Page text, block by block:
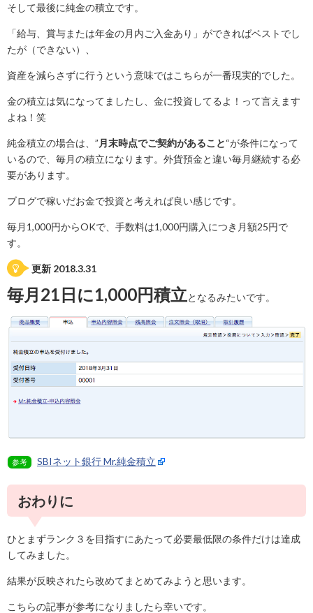
そして最後に純金の積立です。
「給与、賞与または年金の月内ご入金あり」ができればベストでし
たが（できない）、
資産を減らさずに行うという意味ではこちらが一番現実的でした。
金の積立は気になってましたし、金に投資してるよ！って言えます
よね！笑
純金積立の場合は、” 月末時点でご契約があること“が条件になって
いるので、毎月の積立になります。外貨預金と違い毎月継続する必
要があります。
ブログで稼いだお金で投資と考えれば良い感じです。
毎月1,000円からOKで、手数料は1,000円購入につき月額25円で
す。
更新 2018.3.31
毎月21日に1,000円積立となるみたいです。
参考 SBIネット銀行 Mr.純金積立
おわりに
ひとまずランク３を目指すにあたって必要最低限の条件だけは達成
してみました。
結果が反映されたら改めてまとめてみようと思います。
こちらの記事が参考になりましたら幸いです。